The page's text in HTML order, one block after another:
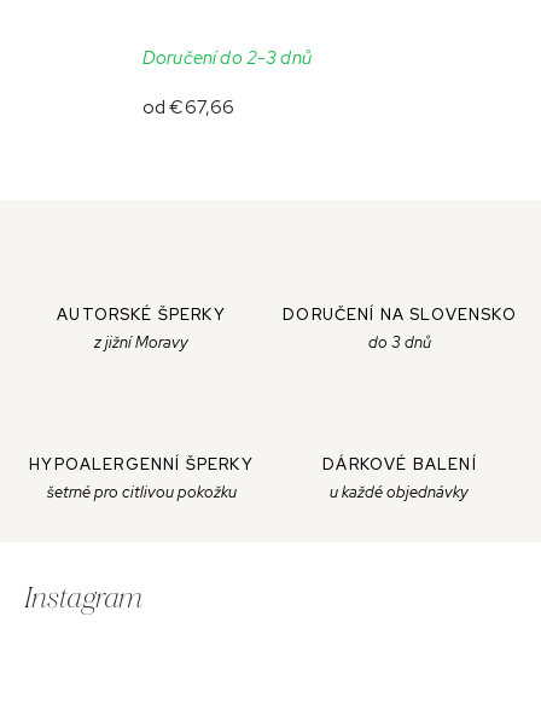
Doručení do 2-3 dnů
od €67,66
AUTORSKÉ ŠPERKY
z jižní Moravy
DORUČENÍ NA SLOVENSKO
do 3 dnů
HYPOALERGENNÍ ŠPERKY
šetrné pro citlivou pokožku
DÁRKOVÉ BALENÍ
u každé objednávky
Instagram